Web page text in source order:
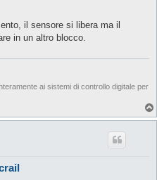
il sensore si libera ma il
in un altro blocco.
ai sistemi di controllo digitale per